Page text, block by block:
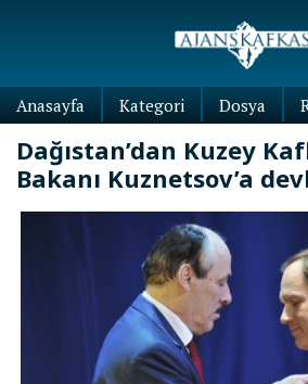
Anasayfa Kategori Dosya
Dağıstan’dan Kuzey
Bakanı Kuznetsov’a